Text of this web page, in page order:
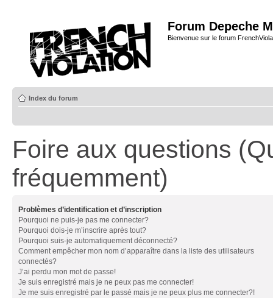
Forum Depeche
Bienvenue sur le forum
Index du forum
Foire aux questions
fréquemment)
Problèmes d’identification et d’inscription
Pourquoi ne puis-je pas me connecter?
Pourquoi dois-je m’inscrire après tout?
Pourquoi suis-je automatiquement déconnecté?
Comment empêcher mon nom d’apparaître dans la liste des utilisateurs
connectés?
J’ai perdu mon mot de passe!
Je suis enregistré mais je ne peux pas me connecter!
Je me suis enregistré par le passé mais je ne peux plus me connecter?!